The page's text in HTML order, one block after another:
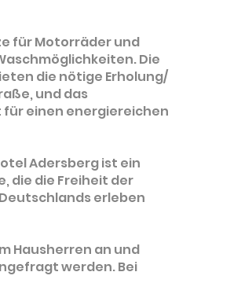
für Motorräder und
Die
die nötige Erholung/
und das
einen energiereichen
Adersberg ist ein
die die Freiheit der
erleben
Hausherren an und
werden. Bei